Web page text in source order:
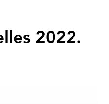
2022.